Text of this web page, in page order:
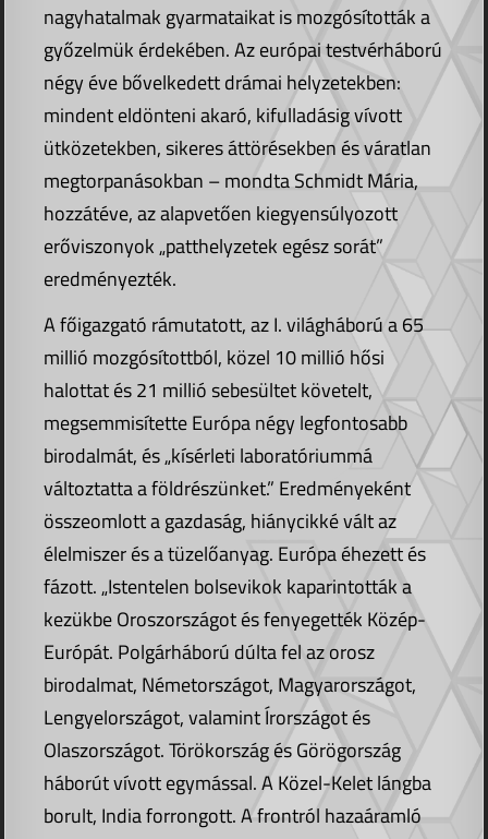
nagyhatalmak gyarmataikat is mozgósították a
győzelmük érdekében. Az európai testvérháború
négy éve bővelkedett drámai helyzetekben:
mindent eldönteni akaró, kifulladásig vívott
ütközetekben, sikeres áttörésekben és váratlan
megtorpanásokban – mondta Schmidt Mária,
hozzátéve, az alapvetően kiegyensúlyozott
erőviszonyok „patthelyzetek egész sorát”
eredményezték.
A főigazgató rámutatott, az I. világháború a 65
millió mozgósítottból, közel 10 millió hősi
halottat és 21 millió sebesültet követelt,
megsemmisítette Európa négy legfontosabb
birodalmát, és „kísérleti laboratóriummá
változtatta a földrészünket.” Eredményeként
összeomlott a gazdaság, hiánycikké vált az
élelmiszer és a tüzelőanyag. Európa éhezett és
fázott. „Istentelen bolsevikok kaparintották a
kezükbe Oroszországot és fenyegették Közép-
Európát. Polgárháború dúlta fel az orosz
birodalmat, Németországot, Magyarországot,
Lengyelországot, valamint Írországot és
Olaszországot. Törökország és Görögország
háborút vívott egymással. A Közel-Kelet lángba
borult, India forrongott. A frontról hazaáramló